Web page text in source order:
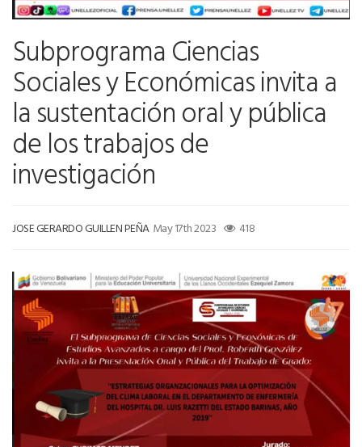
Subprograma Ciencias
Sociales y Económicas invita a
la sustentación oral y pública
de los trabajos de
investigación
JOSE GERARDO GUILLEN PEÑA May 17th 2023 418